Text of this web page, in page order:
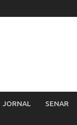
JORNAL SENAR